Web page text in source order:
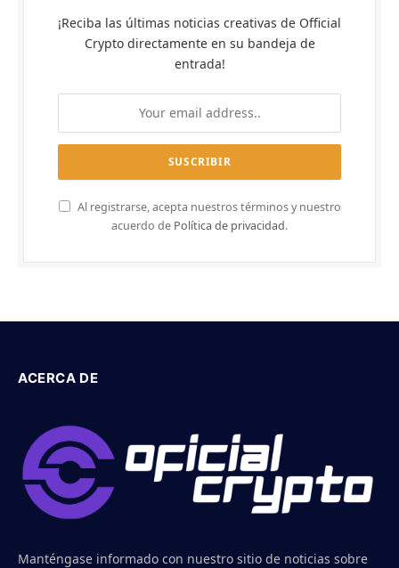
¡Reciba las últimas noticias creativas de Official
Crypto directamente en su bandeja de
entrada!
Al registrarse, acepta nuestros términos y nuestro
acuerdo de Política de privacidad.
ACERCA DE
Manténgase informado con nuestro sitio de noticias sobre